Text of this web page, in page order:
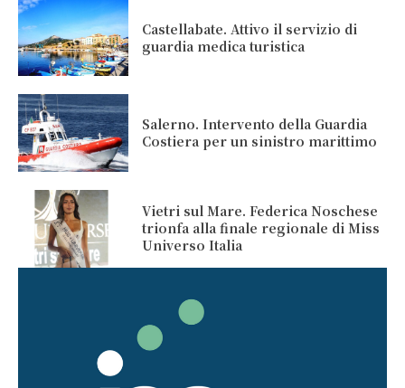
Castellabate. Attivo il servizio di
guardia medica turistica
Salerno. Intervento della Guardia
Costiera per un sinistro marittimo
Vietri sul Mare. Federica Noschese
trionfa alla finale regionale di Miss
Universo Italia